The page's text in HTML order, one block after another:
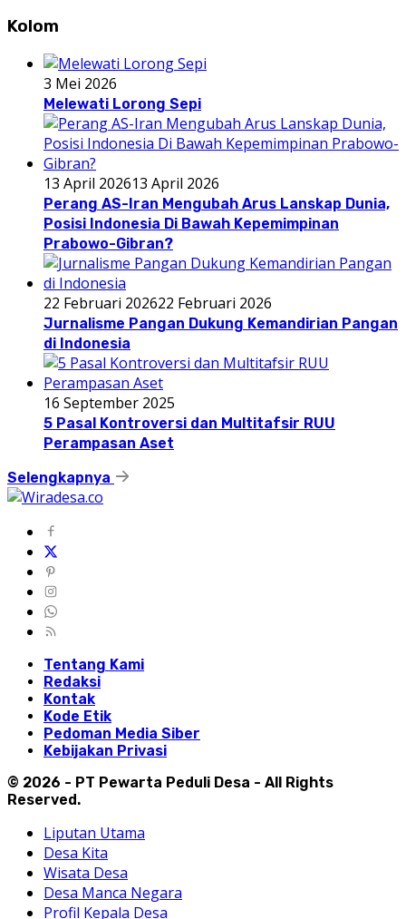
Kolom
3 Mei 2026
Melewati Lorong Sepi
13 April 202613 April 2026
Perang AS-Iran Mengubah Arus Lanskap Dunia,
Posisi Indonesia Di Bawah Kepemimpinan
Prabowo-Gibran?
22 Februari 202622 Februari 2026
Jurnalisme Pangan Dukung Kemandirian Pangan
di Indonesia
16 September 2025
5 Pasal Kontroversi dan Multitafsir RUU
Perampasan Aset
Selengkapnya
Tentang Kami
Redaksi
Kontak
Kode Etik
Pedoman Media Siber
Kebijakan Privasi
© 2026 - PT Pewarta Peduli Desa - All Rights
Reserved.
Liputan Utama
Desa Kita
Wisata Desa
Desa Manca Negara
Profil Kepala Desa